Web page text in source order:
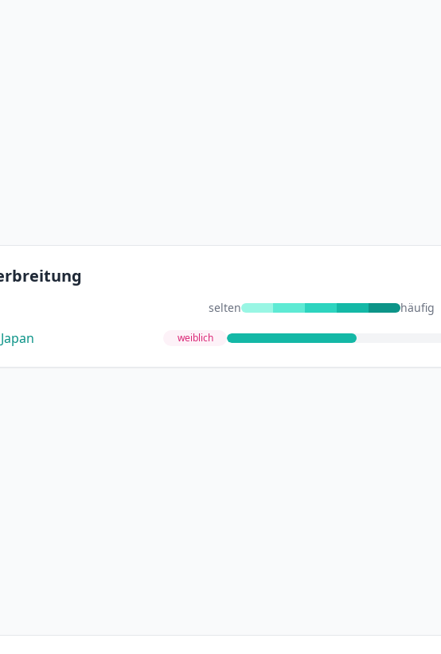
selten häufig
Japan weiblich